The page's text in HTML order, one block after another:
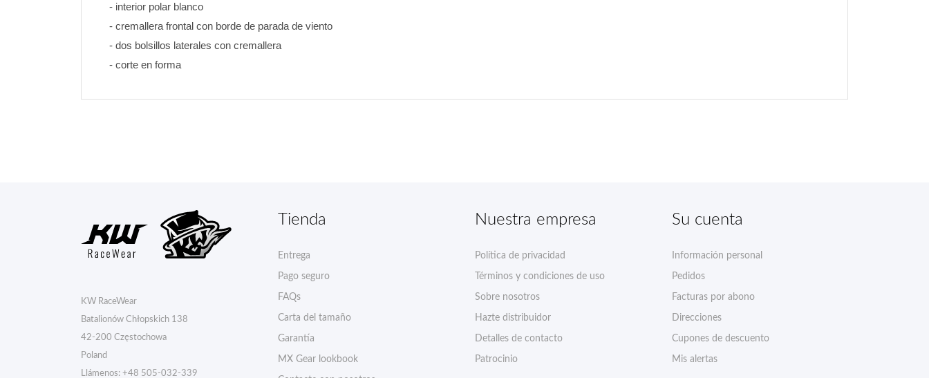
- interior polar blanco
- cremallera frontal con borde de parada de viento
- dos bolsillos laterales con cremallera
- corte en forma
KW RaceWear
Batalionów Chłopskich 138
42-200 Częstochowa
Poland
Llámenos: +48 505-032-339
Tienda
Entrega
Pago seguro
FAQs
Carta del tamaño
Garantía
MX Gear lookbook
Nuestra empresa
Política de privacidad
Términos y condiciones de uso
Sobre nosotros
Hazte distribuidor
Detalles de contacto
Patrocinio
Su cuenta
Información personal
Pedidos
Facturas por abono
Direcciones
Cupones de descuento
Mis alertas